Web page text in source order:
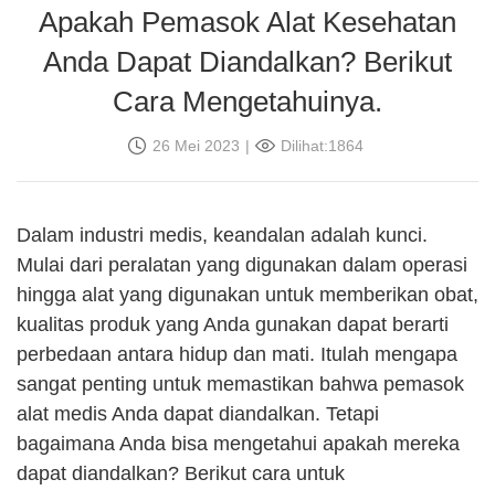
Apakah Pemasok Alat Kesehatan
Anda Dapat Diandalkan? Berikut
Cara Mengetahuinya.
26 Mei 2023 | Dilihat:1864
Dalam industri medis, keandalan adalah kunci.
Mulai dari peralatan yang digunakan dalam operasi
hingga alat yang digunakan untuk memberikan obat,
kualitas produk yang Anda gunakan dapat berarti
perbedaan antara hidup dan mati. Itulah mengapa
sangat penting untuk memastikan bahwa pemasok
alat medis Anda dapat diandalkan. Tetapi
bagaimana Anda bisa mengetahui apakah mereka
dapat diandalkan? Berikut cara untuk